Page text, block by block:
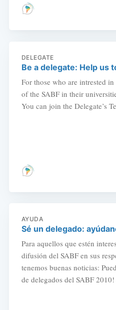
DELEGATE
Be a delegate: Help us
For those who are intrested
of the SABF in their
You can join the Delegate’s
AYUDA
Sé un delegado:
Para aquellos que estén
difusión del SABF en sus
tenemos buenas noticias:
de delegados del SABF